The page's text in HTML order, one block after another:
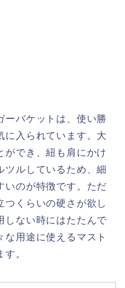
ーバケットは、使い勝
に入られています。大
ができ、紐も肩にかけ
ツルしているため、細
いのが特徴です。ただ
つくらいの硬さが欲し
しない時にはたたんで
な用途に使えるマスト
。